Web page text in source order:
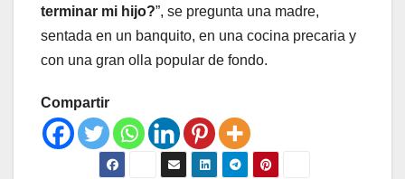
terminar mi hijo?”, se pregunta una madre,
sentada en un banquito, en una cocina precaria y
con una gran olla popular de fondo.
Compartir